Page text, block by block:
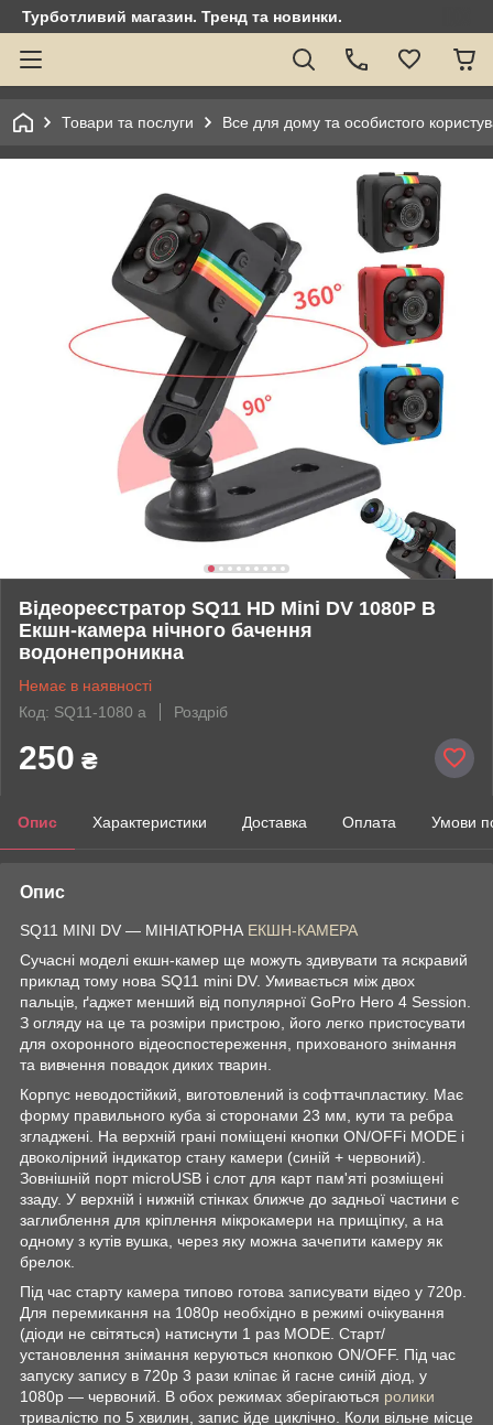
Турботливий магазин. Тренд та новинки.
Товари та послуги Все для дому та особистого
Відеореєстратор SQ11 HD Mini DV 1080P В
Екшн-камера нічного бачення
водонепроникна
Немає в наявності
Код: SQ11-1080 а
Роздріб
250 ₴
Опис Характеристики Доставка Оплата Умови
Опис
SQ11 MINI DV — МІНІАТЮРНА ЕКШН-КАМЕРА
Сучасні моделі екшн-камер ще можуть здивувати та яскравий
приклад тому нова SQ11 mini DV. Умивається між двох
пальців, ґаджет менший від популярної GoPro Hero 4 Session.
З огляду на це та розміри пристрою, його легко пристосувати
для охоронного відеоспостереження, прихованого знімання
та вивчення повадок диких тварин.
Корпус неводостійкий, виготовлений із софттачпластику. Має
форму правильного куба зі сторонами 23 мм, кути та ребра
згладжені. На верхній грані поміщені кнопки ON/OFFі MODE і
двоколірний індикатор стану камери (синій + червоний).
Зовнішній порт microUSB і слот для карт пам'яті розміщені
ззаду. У верхній і нижній стінках ближче до задньої частини є
заглиблення для кріплення мікрокамери на прищіпку, а на
одному з кутів вушка, через яку можна зачепити камеру як
брелок.
Під час старту камера типово готова записувати відео у 720p.
Для перемикання на 1080p необхідно в режимі очікування
(діоди не світяться) натиснути 1 раз MODE. Старт/
установлення знімання керуються кнопкою ON/OFF. Під час
запуску запису в 720p 3 рази кліпає й гасне синій діод, у
1080p — червоний. В обох режимах зберігаються ролики
тривалістю по 5 хвилин, запис йде циклічно. Коли вільне місце